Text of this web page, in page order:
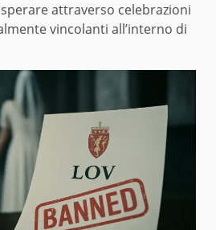
attraverso celebrazioni
vincolanti all’interno di